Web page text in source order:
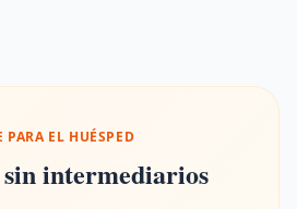
EL HUÉSPED
intermediarios